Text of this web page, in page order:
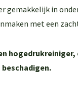
gemakkelijk in
met een